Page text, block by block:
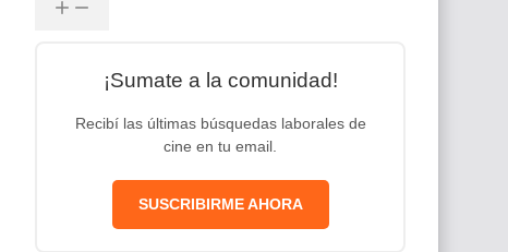
¡Sumate a la comunidad!
Recibí las últimas búsquedas laborales de
cine en tu email.
SUSCRIBIRME AHORA